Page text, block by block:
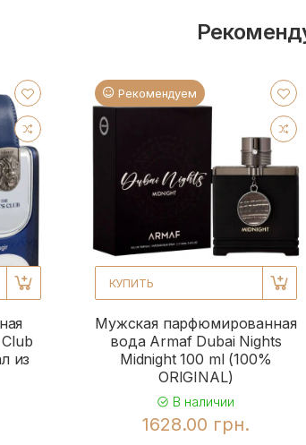
из
Рекомендуем
КУПИТЬ
Мужская парфюмированная
вода Armaf Dubai Nights
Midnight 100 ml (100%
ORIGINAL)
В наличии
1628.00 грн.